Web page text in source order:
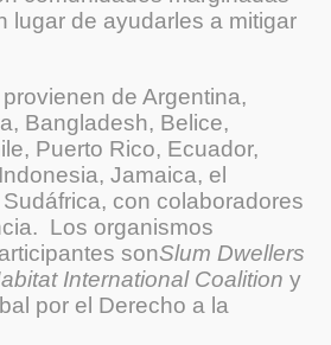
lugar de ayudarles a mitigar
de Argentina,
Bangladesh, Belice,
Puerto Rico, Ecuador,
Jamaica, el
con colaboradores
Los organismos
sonSlum Dwellers
International Coalition y
por el Derecho a la